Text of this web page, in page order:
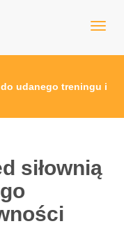
do udanego treningu i
siłownią